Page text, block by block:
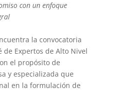
con un enfoque
la convocatoria
Expertos de Alto Nivel
el propósito de
y especializada que
en la formulación de